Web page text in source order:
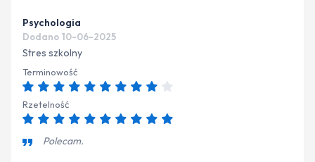
Psychologia
Dodano 10-06-2025
Stres szkolny
Terminowość
Rzetelność
Polecam.